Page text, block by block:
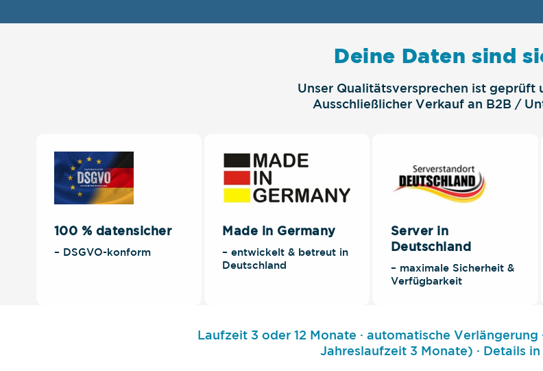
Deine Daten sind
Unser Qualitätsversprechen ist geprüft
Ausschließlicher Verkauf an B2B /
100 % datensicher
– DSGVO-konform
Made in Germany
– entwickelt & betreut in
Deutschland
Server in
Deutschland
– maximale Sicherheit &
Verfügbarkeit
Laufzeit 3 oder 12 Monate · automatische
Jahreslaufzeit 3 Monate) · Details in